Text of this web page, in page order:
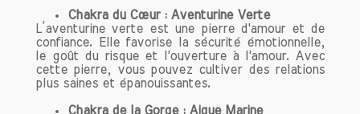
l'aventurine est sa capacité à stimuler
l'élimination du mauvais cholestérol. En
favorisant une circulation sanguine
saine, cette pierre contribue à maintenir
un cœur en bonne santé. Pour ceux qui
Chakra du Cœur : Aventurine Verte
L’aventurine verte est une pierre d'amour et de
confiance. Elle favorise la sécurité émotionnelle,
le goût du risque et l'ouverture à l'amour. Avec
cette pierre, vous pouvez cultiver des relations
plus saines et épanouissantes.
Chakra de la Gorge : Aigue Marine